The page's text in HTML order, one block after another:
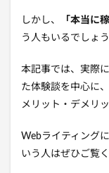
しかし、 「本当に
う人もいるでしょう
本記事では、実際
た体験談を中心に
メリット・デメリ
Webライティング
いう人はぜひご覧く